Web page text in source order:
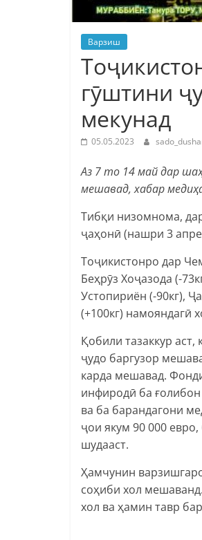
Варзиш
гӯштини
мекунад
05.05.2023
Аз 7 то 14 май дар
мешавад, хабар
Тибқи низомнома,
ҷаҳонӣ (нашри 3
Тоҷикистонро дар
Беҳрӯз Хоҷазода (-
Устопириён (-90кг),
(+100кг) намояндагӣ
Қобили тазаккур
ҷудо баргузор
карда мешавад.
инфиродӣ ба
ва ба барандагони
ҷои якум 90 000
шудааст.
Ҳамчунин
соҳиби хол
хол ва ҳамин тавр